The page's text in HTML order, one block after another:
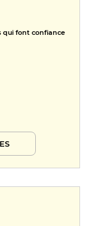
qui font confiance